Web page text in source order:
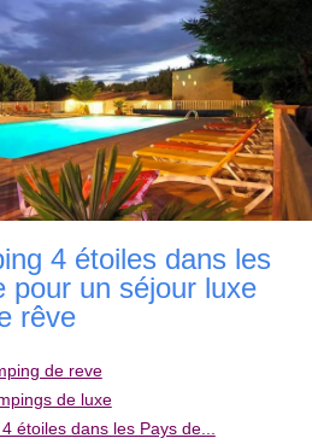
4 étoiles dans les
pour un séjour luxe
rêve
de reve
de luxe
étoiles dans les Pays de...